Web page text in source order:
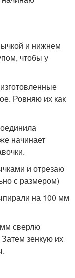
и нижнем
чтобы у
Ровняю их как
начинает
и отрезаю
с размером)
на 100 мм
сверлю
зенкую их